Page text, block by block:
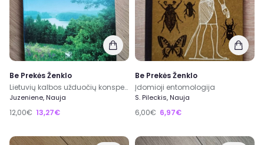
Be Prekės Ženklo
Lietuvių kalbos užduočių konspektai 8-12 klasei
Juzeniene, Nauja
12,00€ 13,27€
Be Prekės Ženklo
Įdomioji entomologija
S. Pileckis, Nauja
6,00€ 6,97€